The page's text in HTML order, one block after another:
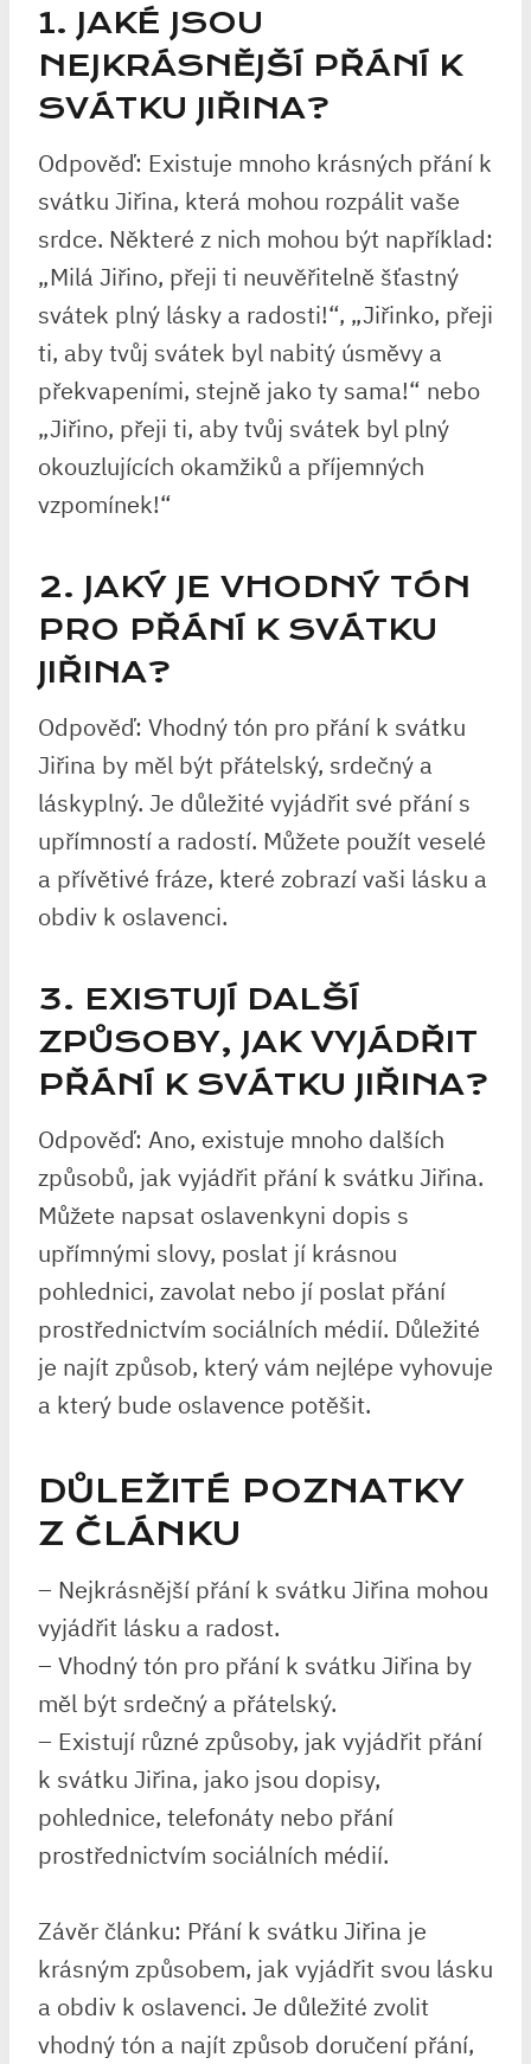
1. JAKÉ JSOU
NEJKRÁSNĚJŠÍ PŘÁNÍ K
SVÁTKU JIŘINA?
Odpověď: Existuje mnoho krásných přání k
svátku Jiřina, která mohou rozpálit vaše
srdce. Některé z nich mohou být například:
„Milá Jiřino, přeji ti neuvěřitelně šťastný
svátek plný lásky a radosti!“, „Jiřinko, přeji
ti, aby tvůj svátek byl nabitý úsměvy a
překvapeními, stejně jako ty sama!“ nebo
„Jiřino, přeji ti, aby tvůj svátek byl plný
okouzlujících okamžiků a příjemných
vzpomínek!“
2. JAKÝ JE VHODNÝ TÓN
PRO PŘÁNÍ K SVÁTKU
JIŘINA?
Odpověď: Vhodný tón pro přání k svátku
Jiřina by měl být přátelský, srdečný a
láskyplný. Je důležité vyjádřit své přání s
upřímností a radostí. Můžete použít veselé
a přívětivé fráze, které zobrazí vaši lásku a
obdiv k oslavenci.
3. EXISTUJÍ DALŠÍ
ZPŮSOBY, JAK VYJÁDŘIT
PŘÁNÍ K SVÁTKU JIŘINA?
Odpověď: Ano, existuje mnoho dalších
způsobů, jak vyjádřit přání k svátku Jiřina.
Můžete napsat oslavenkyni dopis s
upřímnými slovy, poslat jí krásnou
pohlednici, zavolat nebo jí poslat přání
prostřednictvím sociálních médií. Důležité
je najít způsob, který vám nejlépe vyhovuje
a který bude oslavence potěšit.
DŮLEŽITÉ POZNATKY
Z ČLÁNKU
– Nejkrásnější přání k svátku Jiřina mohou
vyjádřit lásku a radost.
– Vhodný tón pro přání k svátku Jiřina by
měl být srdečný a přátelský.
– Existují různé způsoby, jak vyjádřit přání
k svátku Jiřina, jako jsou dopisy,
pohlednice, telefonáty nebo přání
prostřednictvím sociálních médií.
Závěr článku: Přání k svátku Jiřina je
krásným způsobem, jak vyjádřit svou lásku
a obdiv k oslavenci. Je důležité zvolit
vhodný tón a najít způsob doručení přání,